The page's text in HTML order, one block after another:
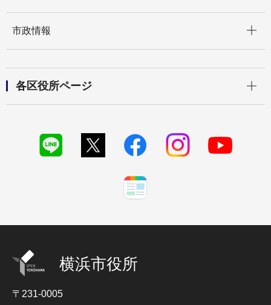
市政情報
各区役所ページ
横浜市役所
〒231-0005